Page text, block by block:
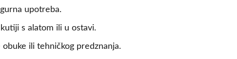
upotreba.
s alatom ili u ostavi.
ili tehničkog predznanja.